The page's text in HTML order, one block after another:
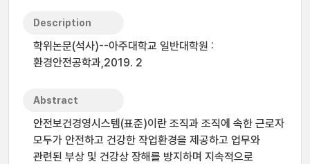
Description
학위논문(석사)--아주대학교 일반대학원 :
환경안전공학과,2019. 2
Abstract
안전보건경영시스템(표준)이란 조직과 조직에 속한 근로자
모두가 안전하고 건강한 작업환경을 제공하고 업무와
관련된 부상 및 건강상 장해를 방지하며 지속적으로